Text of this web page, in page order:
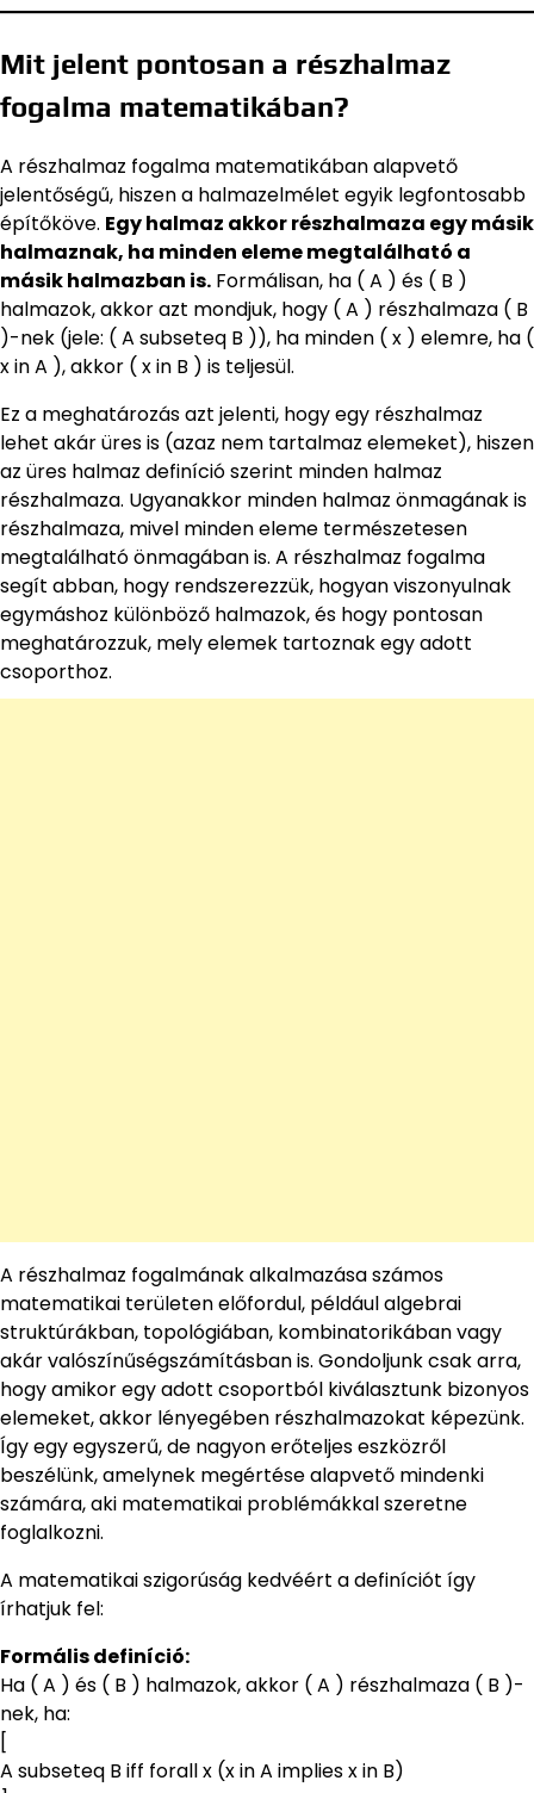
Mit jelent pontosan a részhalmaz
fogalma matematikában?
A részhalmaz fogalma matematikában alapvető
jelentőségű, hiszen a halmazelmélet egyik legfontosabb
építőköve. Egy halmaz akkor részhalmaza egy másik
halmaznak, ha minden eleme megtalálható a
másik halmazban is. Formálisan, ha ( A ) és ( B )
halmazok, akkor azt mondjuk, hogy ( A ) részhalmaza ( B
)-nek (jele: ( A subseteq B )), ha minden ( x ) elemre, ha (
x in A ), akkor ( x in B ) is teljesül.
Ez a meghatározás azt jelenti, hogy egy részhalmaz
lehet akár üres is (azaz nem tartalmaz elemeket), hiszen
az üres halmaz definíció szerint minden halmaz
részhalmaza. Ugyanakkor minden halmaz önmagának is
részhalmaza, mivel minden eleme természetesen
megtalálható önmagában is. A részhalmaz fogalma
segít abban, hogy rendszerezzük, hogyan viszonyulnak
egymáshoz különböző halmazok, és hogy pontosan
meghatározzuk, mely elemek tartoznak egy adott
csoporthoz.
A részhalmaz fogalmának alkalmazása számos
matematikai területen előfordul, például algebrai
struktúrákban, topológiában, kombinatorikában vagy
akár valószínűségszámításban is. Gondoljunk csak arra,
hogy amikor egy adott csoportból kiválasztunk bizonyos
elemeket, akkor lényegében részhalmazokat képezünk.
Így egy egyszerű, de nagyon erőteljes eszközről
beszélünk, amelynek megértése alapvető mindenki
számára, aki matematikai problémákkal szeretne
foglalkozni.
A matematikai szigorúság kedvéért a definíciót így
írhatjuk fel:
Formális definíció:
Ha ( A ) és ( B ) halmazok, akkor ( A ) részhalmaza ( B )-
nek, ha:
[
A subseteq B iff forall x (x in A implies x in B)